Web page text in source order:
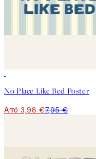
No Place Like Bed Poster
Από 3,98 €7,95 €